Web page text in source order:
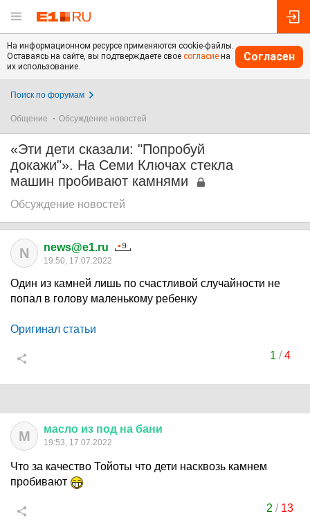
На информационном ресурсе применяются cookie-файлы.
Оставаясь на сайте, вы подтверждаете свое согласие на
их использование.
Согласен
Поиск по форумам
Общение Обсуждение новостей
«Эти дети сказали: "Попробуй
докажи"». На Семи Ключах стекла
машин пробивают камнями
Обсуждение новостей
N news@e1.ru
19:50, 17.07.2022
Один из камней лишь по счастливой случайности не
попал в голову маленькому ребенку
Оригинал статьи
1 /4
М масло из под на бани
19:53, 17.07.2022
Что за качество Тойоты что дети насквозь камнем
пробивают
2 / 13